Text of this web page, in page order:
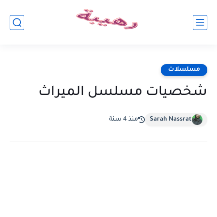
مسلسلات
شخصيات مسلسل الميراث
Sarah Nassrat منذ 4 سنة